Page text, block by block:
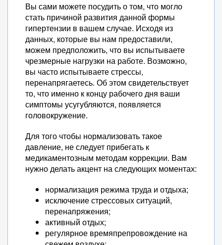
Вы сами можете посудить о том, что могло
стать причиной развития данной формы
гипертензии в вашем случае. Исходя из
данных, которые вы нам предоставили,
можем предположить, что вы испытываете
чрезмерные нагрузки на работе. Возможно,
вы часто испытываете стрессы,
перенапрягаетесь. Об этом свидетельствует
то, что именно к концу рабочего дня ваши
симптомы усугубляются, появляется
головокружение.
Для того чтобы нормализовать такое
давление, не следует прибегать к
медикаментозным методам коррекции. Вам
нужно делать акцент на следующих моментах:
нормализация режима труда и отдыха;
исключение стрессовых ситуаций,
перенапряжения;
активный отдых;
регулярное времяпрепровождение на